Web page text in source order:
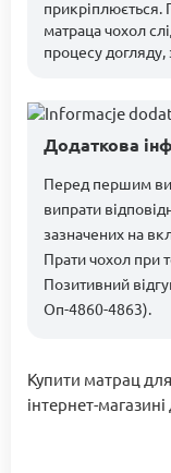
матраца чохол
процесу
Додаткова
Перед першим
випрати
зазначених на
Прати чохол при
Позитивний
Оп-4860-4863).
Купити матрац
інтернет-